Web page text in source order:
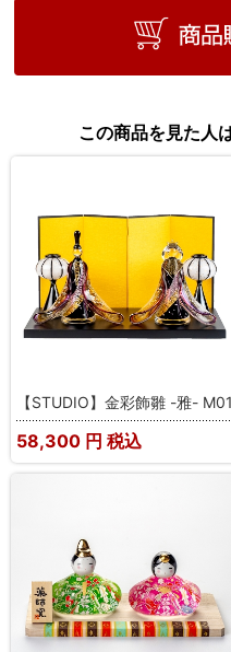
この商品を見た人
【STUDIO】金彩飾雛 -雅- M01
58,300 円 税込